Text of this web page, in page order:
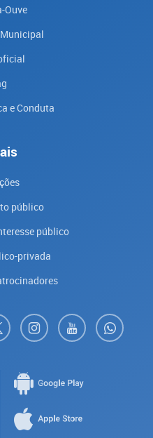
Ouve
e Conduta
público
público
privada